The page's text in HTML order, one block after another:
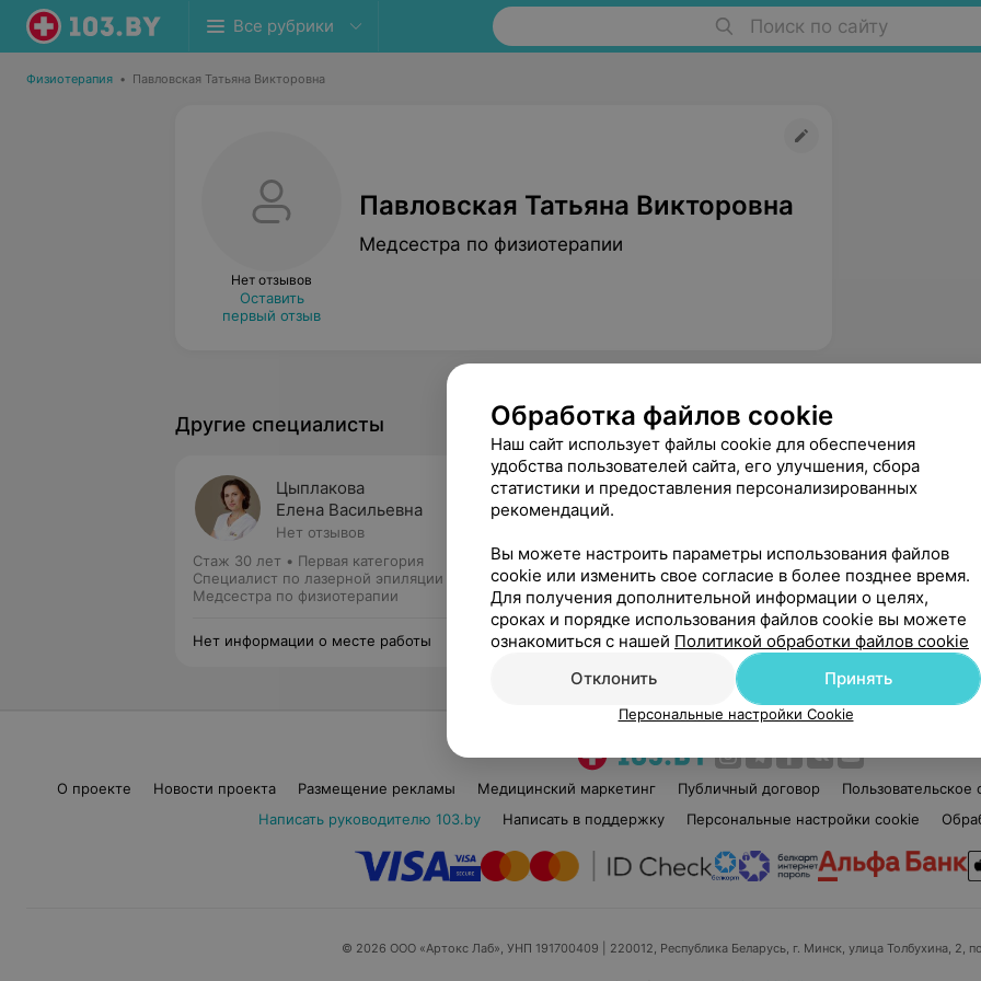
Все рубрики Поиск по сайту
Физиотерапия • Павловская Татьяна Викторовна
Нет отзывов
Оставить
первый отзыв
Павловская Татьяна Викторовна
Медсестра по физиотерапии
Другие специалисты
Цыплакова
Елена Васильевна
Нет отзывов
Стаж 30 лет • Первая категория
Специалист по лазерной эпиляции •
Медсестра по физиотерапии
Нет информации о месте работы
Грушкина
Стаж 53 года •Первая категория
Мастер по лазерной эпиляции • Медсестра
по физиотерапии
Нет информации о месте работы
О проекте Новости проекта Размещение рекламы Медицинский маркетинг Публичный договор Пользовательское
Написать руководителю 103.by
Написать в поддержку Персональные настройки cookie
© 2026 ООО «Артокс Лаб», УНП 191700409 | 220012, Республика Беларусь, г. Минск, улица Толбухина, 2,
Обработка файлов cookie
Наш сайт использует файлы cookie для обеспечения
удобства пользователей сайта, его улучшения, сбора
статистики и предоставления персонализированных
рекомендаций.
Вы можете настроить параметры использования файлов
cookie или изменить свое согласие в более позднее время.
Для получения дополнительной информации о целях,
сроках и порядке использования файлов cookie вы можете
ознакомиться с нашей Политикой обработки файлов cookie
Отклонить
Принять
Персональные настройки Cookie